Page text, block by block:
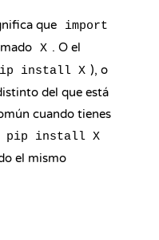
que
import
X . O el
install X ), o
del que está
cuando tienes
pip install X
el mismo